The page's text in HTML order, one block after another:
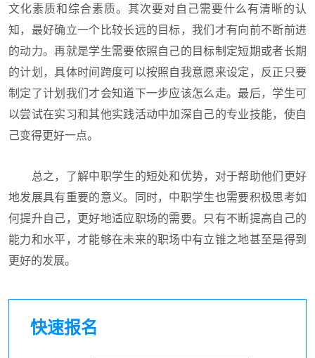
文化素质和综合素质。其次要对自己需要什么有清晰的认
知，最好确立一个比较长远的目标，我们才有向前不断前进
的动力。再就是学生需要依照自己的目标制定短期或者长期
的计划，具体时间跨度可以按照自我意愿来设定，反正只要
制定了计划我们才会知道下一步应该怎么走。最后，学生可
以尝试在实习和其他实践活动中加深自己的专业技能，使自
己变得更好一点。
总之，了解中职学生的短处和优势，对于帮助他们更好
地发展具有重要的意义。同时，中职学生也需要积极思考如
何提升自己，更好地适应职场的需要。只有不断提高自己的
能力和水平，才能够在未来的职场中有立锥之地甚至是得到
更好的发展。
快速报名